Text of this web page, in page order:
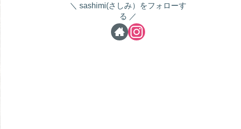
sashimi(さしみ）をフォローす
る